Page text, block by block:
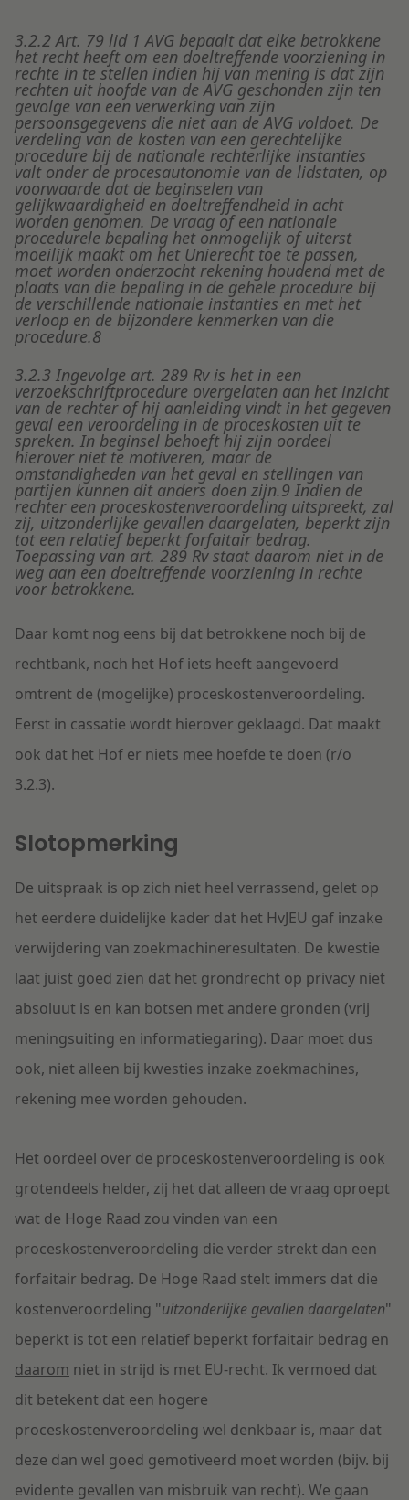
3.2.2 Art. 79 lid 1 AVG bepaalt dat elke betrokkene
het recht heeft om een doeltreffende voorziening in
rechte in te stellen indien hij van mening is dat zijn
rechten uit hoofde van de AVG geschonden zijn ten
gevolge van een verwerking van zijn
persoonsgegevens die niet aan de AVG voldoet. De
verdeling van de kosten van een gerechtelijke
procedure bij de nationale rechterlijke instanties
valt onder de procesautonomie van de lidstaten, op
voorwaarde dat de beginselen van
gelijkwaardigheid en doeltreffendheid in acht
worden genomen. De vraag of een nationale
procedurele bepaling het onmogelijk of uiterst
moeilijk maakt om het Unierecht toe te passen,
moet worden onderzocht rekening houdend met de
plaats van die bepaling in de gehele procedure bij
de verschillende nationale instanties en met het
verloop en de bijzondere kenmerken van die
procedure.8
3.2.3 Ingevolge art. 289 Rv is het in een
verzoekschriftprocedure overgelaten aan het inzicht
van de rechter of hij aanleiding vindt in het gegeven
geval een veroordeling in de proceskosten uit te
spreken. In beginsel behoeft hij zijn oordeel
hierover niet te motiveren, maar de
omstandigheden van het geval en stellingen van
partijen kunnen dit anders doen zijn.9 Indien de
rechter een proceskostenveroordeling uitspreekt, zal
zij, uitzonderlijke gevallen daargelaten, beperkt zijn
tot een relatief beperkt forfaitair bedrag.
Toepassing van art. 289 Rv staat daarom niet in de
weg aan een doeltreffende voorziening in rechte
voor betrokkene.
Daar komt nog eens bij dat betrokkene noch bij de
rechtbank, noch het Hof iets heeft aangevoerd
omtrent de (mogelijke) proceskostenveroordeling.
Eerst in cassatie wordt hierover geklaagd. Dat maakt
ook dat het Hof er niets mee hoefde te doen (r/o
3.2.3).
Slotopmerking
De uitspraak is op zich niet heel verrassend, gelet op
het eerdere duidelijke kader dat het HvJEU gaf inzake
verwijdering van zoekmachineresultaten. De kwestie
laat juist goed zien dat het grondrecht op privacy niet
absoluut is en kan botsen met andere gronden (vrij
meningsuiting en informatiegaring). Daar moet dus
ook, niet alleen bij kwesties inzake zoekmachines,
rekening mee worden gehouden.
Het oordeel over de proceskostenveroordeling is ook
grotendeels helder, zij het dat alleen de vraag oproept
wat de Hoge Raad zou vinden van een
proceskostenveroordeling die verder strekt dan een
forfaitair bedrag. De Hoge Raad stelt immers dat die
kostenveroordeling "uitzonderlijke gevallen daargelaten"
beperkt is tot een relatief beperkt forfaitair bedrag en
daarom niet in strijd is met EU-recht. Ik vermoed dat
dit betekent dat een hogere
proceskostenveroordeling wel denkbaar is, maar dat
deze dan wel goed gemotiveerd moet worden (bijv. bij
evidente gevallen van misbruik van recht). We gaan